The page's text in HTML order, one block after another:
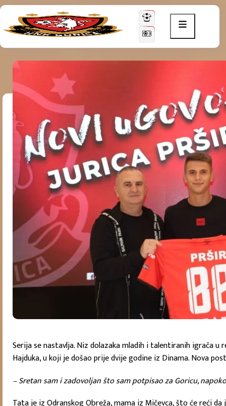
Serija se nastavlja. Niz dolazaka mladih i talentiranih igrača u
Hajduka, u koji je došao prije dvije godine iz Dinama. Nova
– Sretan sam i zadovoljan što sam potpisao za Goricu,
Tata je iz Odranskog Obreža, mama iz Mičevca, što će reći